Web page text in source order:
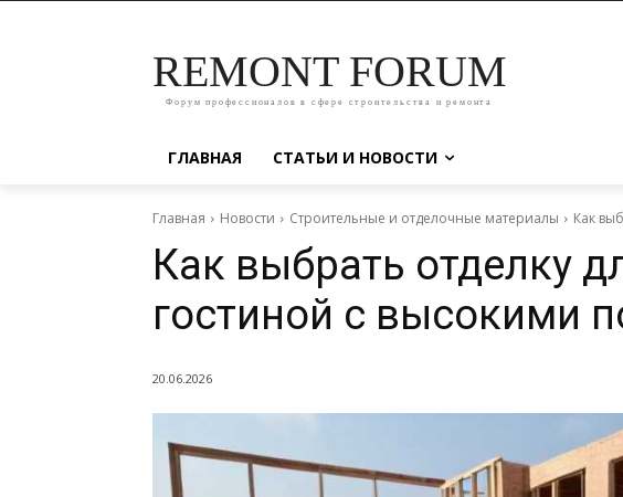
REMONT FORUM
Форум профессионалов в сфере строительства и ремонта
ГЛАВНАЯ СТАТЬИ И НОВОСТИ
Главная Новости Строительные и отделочные материалы Как
Как выбрать отделку
гостиной с высокими
20.06.2026